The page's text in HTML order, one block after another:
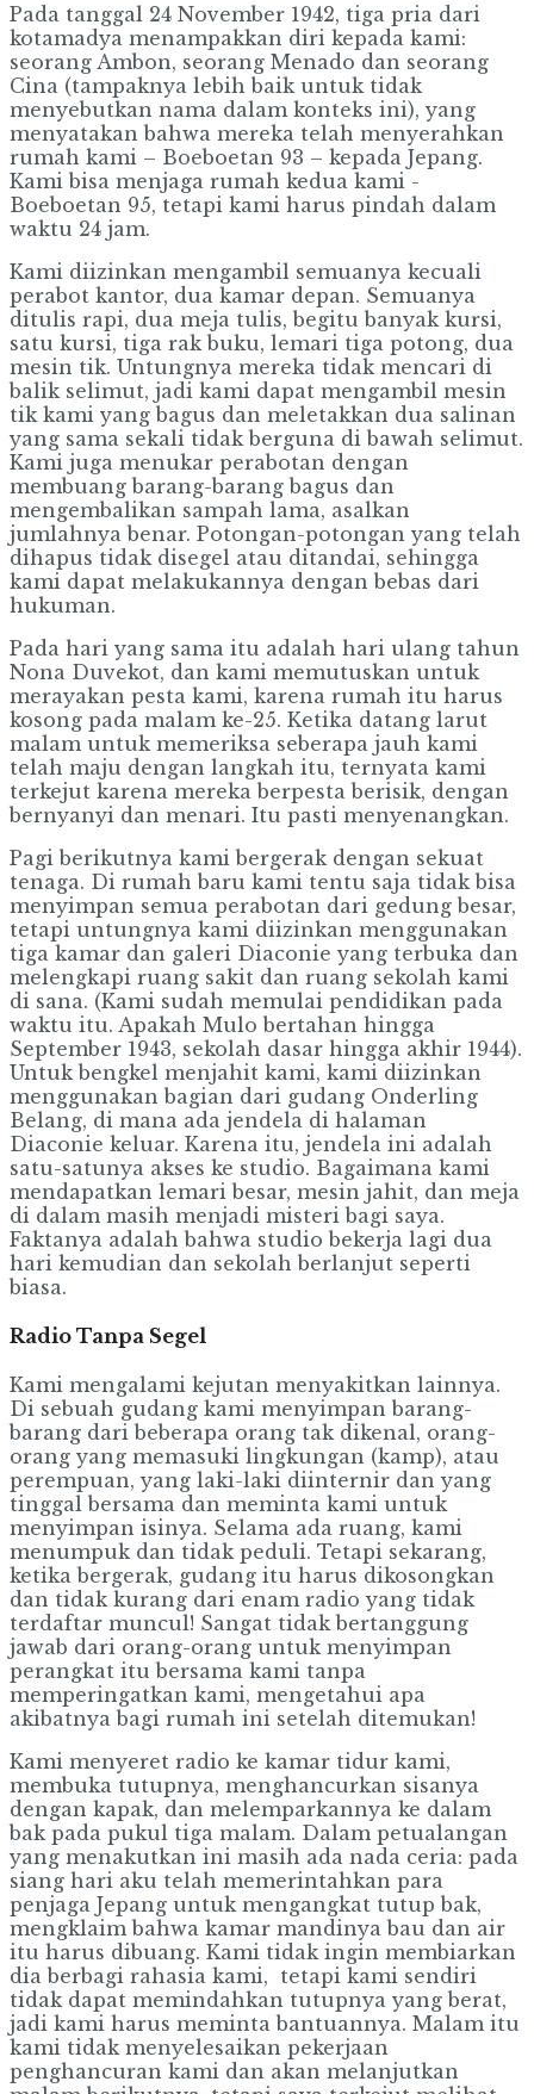
Pada tanggal 24 November 1942, tiga pria dari
kotamadya menampakkan diri kepada kami:
seorang Ambon, seorang Menado dan seorang
Cina (tampaknya lebih baik untuk tidak
menyebutkan nama dalam konteks ini), yang
menyatakan bahwa mereka telah menyerahkan
rumah kami – Boeboetan 93 – kepada Jepang.
Kami bisa menjaga rumah kedua kami -
Boeboetan 95, tetapi kami harus pindah dalam
waktu 24 jam.
Kami diizinkan mengambil semuanya kecuali
perabot kantor, dua kamar depan. Semuanya
ditulis rapi, dua meja tulis, begitu banyak kursi,
satu kursi, tiga rak buku, lemari tiga potong, dua
mesin tik. Untungnya mereka tidak mencari di
balik selimut, jadi kami dapat mengambil mesin
tik kami yang bagus dan meletakkan dua salinan
yang sama sekali tidak berguna di bawah selimut.
Kami juga menukar perabotan dengan
membuang barang-barang bagus dan
mengembalikan sampah lama, asalkan
jumlahnya benar. Potongan-potongan yang telah
dihapus tidak disegel atau ditandai, sehingga
kami dapat melakukannya dengan bebas dari
hukuman.
Pada hari yang sama itu adalah hari ulang tahun
Nona Duvekot, dan kami memutuskan untuk
merayakan pesta kami, karena rumah itu harus
kosong pada malam ke-25. Ketika datang larut
malam untuk memeriksa seberapa jauh kami
telah maju dengan langkah itu, ternyata kami
terkejut karena mereka berpesta berisik, dengan
bernyanyi dan menari. Itu pasti menyenangkan.
Pagi berikutnya kami bergerak dengan sekuat
tenaga. Di rumah baru kami tentu saja tidak bisa
menyimpan semua perabotan dari gedung besar,
tetapi untungnya kami diizinkan menggunakan
tiga kamar dan galeri Diaconie yang terbuka dan
melengkapi ruang sakit dan ruang sekolah kami
di sana. (Kami sudah memulai pendidikan pada
waktu itu. Apakah Mulo bertahan hingga
September 1943, sekolah dasar hingga akhir 1944).
Untuk bengkel menjahit kami, kami diizinkan
menggunakan bagian dari gudang Onderling
Belang, di mana ada jendela di halaman
Diaconie keluar. Karena itu, jendela ini adalah
satu-satunya akses ke studio. Bagaimana kami
mendapatkan lemari besar, mesin jahit, dan meja
di dalam masih menjadi misteri bagi saya.
Faktanya adalah bahwa studio bekerja lagi dua
hari kemudian dan sekolah berlanjut seperti
biasa.
Radio Tanpa Segel
Kami mengalami kejutan menyakitkan lainnya.
Di sebuah gudang kami menyimpan barang-
barang dari beberapa orang tak dikenal, orang-
orang yang memasuki lingkungan (kamp), atau
perempuan, yang laki-laki diinternir dan yang
tinggal bersama dan meminta kami untuk
menyimpan isinya. Selama ada ruang, kami
menumpuk dan tidak peduli. Tetapi sekarang,
ketika bergerak, gudang itu harus dikosongkan
dan tidak kurang dari enam radio yang tidak
terdaftar muncul! Sangat tidak bertanggung
jawab dari orang-orang untuk menyimpan
perangkat itu bersama kami tanpa
memperingatkan kami, mengetahui apa
akibatnya bagi rumah ini setelah ditemukan!
Kami menyeret radio ke kamar tidur kami,
membuka tutupnya, menghancurkan sisanya
dengan kapak, dan melemparkannya ke dalam
bak pada pukul tiga malam. Dalam petualangan
yang menakutkan ini masih ada nada ceria: pada
siang hari aku telah memerintahkan para
penjaga Jepang untuk mengangkat tutup bak,
mengklaim bahwa kamar mandinya bau dan air
itu harus dibuang. Kami tidak ingin membiarkan
dia berbagi rahasia kami, tetapi kami sendiri
tidak dapat memindahkan tutupnya yang berat,
jadi kami harus meminta bantuannya. Malam itu
kami tidak menyelesaikan pekerjaan
penghancuran kami dan akan melanjutkan